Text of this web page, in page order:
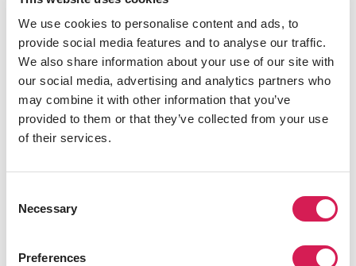
We use cookies to personalise content and ads, to
provide social media features and to analyse our traffic.
We also share information about your use of our site with
our social media, advertising and analytics partners who
may combine it with other information that you’ve
provided to them or that they’ve collected from your use
of their services.
Selection
Necessary
Preferences
セミナーでは、職場文化の理解、コミュニケーションの
改善、柔軟性や問題解決などのソフトスキルの開発、問
題解決や課題および機会への対応など、ミラノで、また
は帰国後、キャリアで成功するためのトピックを取り上
サバイバル・イタリア語コース
ースを受講し、ミラノでの生活や職場で役立つ基本的な
イタリア語を学ぶ機会が得られます。この15時間のサバ
イバル・イタリア語コースは任意であり、単位は取得でき
注：これは開講予定のコース一覧です。受講が許可される